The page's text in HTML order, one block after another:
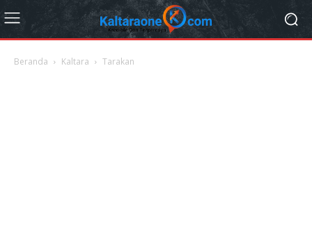
Beranda Kaltara Tarakan